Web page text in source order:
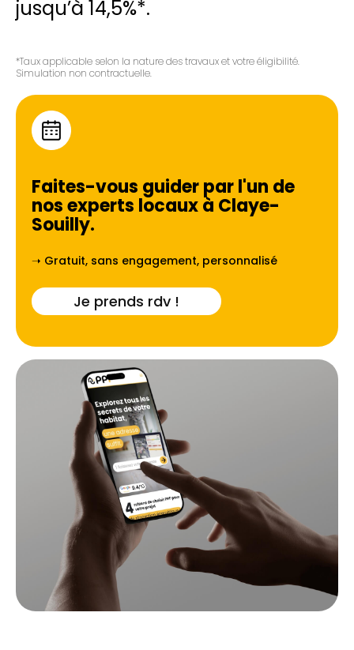
jusqu’à 14,5%*.
*Taux applicable selon la nature des travaux et votre éligibilité.
Simulation non contractuelle.
Faites-vous guider par l'un de
nos experts locaux à Claye-
Souilly.
➝ Gratuit, sans engagement, personnalisé
Je prends rdv !